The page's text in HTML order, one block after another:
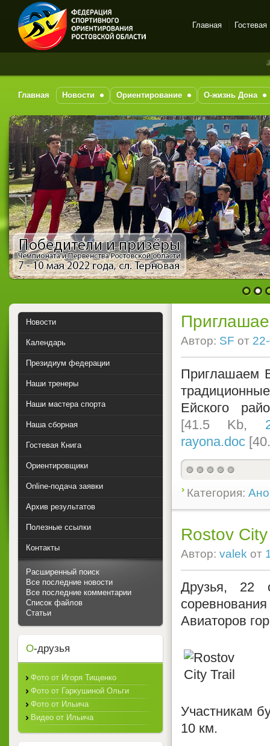
Спортивное
на-Дону
Главная Гостевая
За
Главная Новости Ориентирование О-жизнь Дона
1 2
Автор: SF от
Приглашаем
Ейского
[41.5 Kb,
rayona.doc
Категория:
Rostov
Автор: valek от
Друзья, 22
Авиаторов
Участникам
10 км.
Новости
Календарь
Президиум федерации
Наши тренеры
Наши мастера спорта
Наша сборная
Гостевая Книга
Ориентировщики
Online-подача заявки
Архив результатов
Полезные ссылки
Контакты
Расширенный поиск
Все последние новости
Все последние комментарии
Список файлов
Статьи
О-друзья
Фото от Игоря Тищенко
Фото от Гаркушиной Ольги
Фото от Ильича
Видео от Ильича